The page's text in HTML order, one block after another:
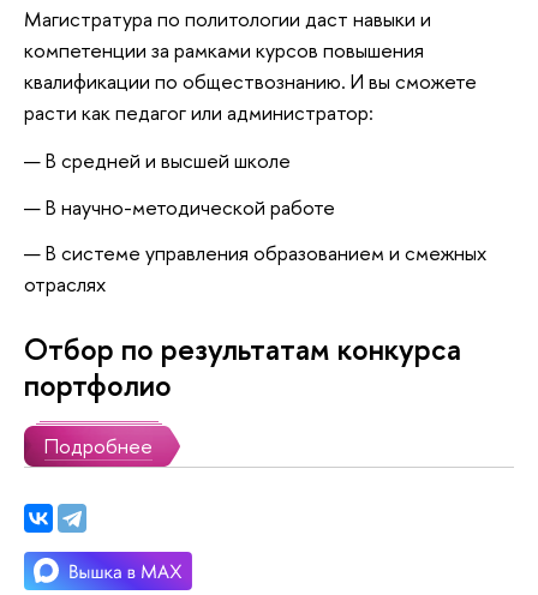
Магистратура по политологии даст навыки и
компетенции за рамками курсов повышения
квалификации по обществознанию. И вы сможете
расти как педагог или администратор:
В средней и высшей школе
В научно-методической работе
В системе управления образованием и смежных
отраслях
Отбор по результатам конкурса
портфолио
Подробнее